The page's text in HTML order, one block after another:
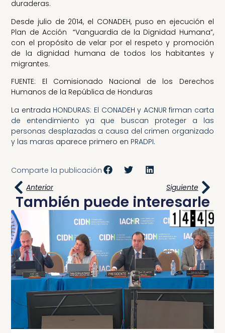
duraderas.
Desde julio de 2014, el CONADEH, puso en ejecución el
Plan de Acción “Vanguardia de la Dignidad Humana”,
con el propósito de velar por el respeto y promoción
de la dignidad humana de todos los habitantes y
migrantes.
FUENTE: El Comisionado Nacional de los Derechos
Humanos de la República de Honduras
La entrada HONDURAS: El CONADEH y ACNUR firman carta
de entendimiento ya que buscan proteger a las
personas desplazadas a causa del crimen organizado
y las maras aparece primero en PRADPI.
Comparte la publicación
Anterior
Siguiente
También puede interesarle